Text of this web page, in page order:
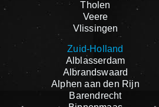
Tholen
Veere
Vlissingen
Zuid-Holland
Alblasserdam
Albrandswaard
Alphen aan den Rijn
Barendrecht